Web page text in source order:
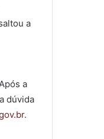
a
a
dúvida
.